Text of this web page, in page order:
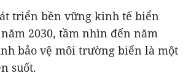
triển bền vững kinh tế biển
2030, tầm nhìn đến năm
bảo vệ môi trường biển là một
suốt.